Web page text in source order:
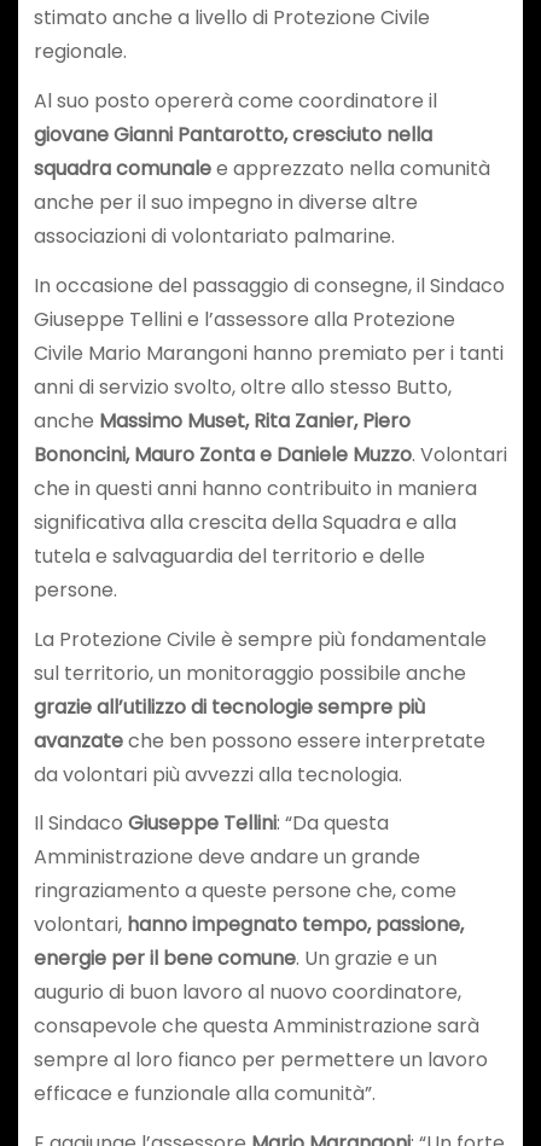
stimato anche a livello di Protezione Civile
regionale.
Al suo posto opererà come coordinatore il
giovane Gianni Pantarotto, cresciuto nella
squadra comunalee apprezzato nella comunità
anche per il suo impegno in diverse altre
associazioni di volontariato palmarine.
In occasione del passaggio di consegne, il Sindaco
Giuseppe Tellini e l’assessore alla Protezione
Civile Mario Marangoni hanno premiato per i tanti
anni di servizio svolto, oltre allo stesso Butto,
anche Massimo Muset, Rita Zanier, Piero
Bononcini, Mauro Zonta e Daniele Muzzo. Volontari
che in questi anni hanno contribuito in maniera
significativa alla crescita della Squadra e alla
tutela e salvaguardia del territorio e delle
persone.
La Protezione Civile è sempre più fondamentale
sul territorio, un monitoraggio possibile anche
grazie all’utilizzo di tecnologie sempre più
avanzateche ben possono essere interpretate
da volontari più avvezzi alla tecnologia.
Il Sindaco Giuseppe Tellini: “Da questa
Amministrazione deve andare un grande
ringraziamento a queste persone che, come
volontari, hanno impegnato tempo, passione,
energie per il bene comune. Un grazie e un
augurio di buon lavoro al nuovo coordinatore,
consapevole che questa Amministrazione sarà
sempre al loro fianco per permettere un lavoro
efficace e funzionale alla comunità”.